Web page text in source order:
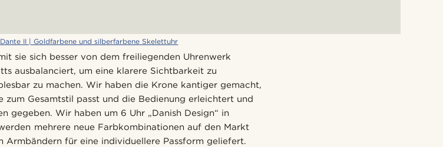
Dante II | Goldfarbene und silberfarbene Skelettuhr
sie sich besser von dem freiliegenden Uhrenwerk
ausbalanciert, um eine klarere Sichtbarkeit zu
zu machen. Wir haben die Krone kantiger gemacht,
Gesamtstil passt und die Bedienung erleichtert und
gegeben. Wir haben um 6 Uhr „Danish Design“ in
mehrere neue Farbkombinationen auf den Markt
Armbändern für eine individuellere Passform geliefert.